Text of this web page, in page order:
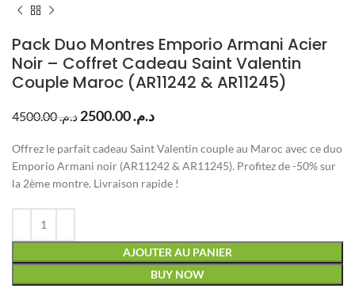
Pack Duo Montres Emporio Armani Acier
Noir – Coffret Cadeau Saint Valentin
Couple Maroc (AR11242 & AR11245)
د.م.4500.00 د.م.
Offrez le parfait cadeau Saint Valentin couple au Maroc avec ce duo
Emporio Armani noir (AR11242 & AR11245). Profitez de -50% sur
la 2ème montre. Livraison rapide !
AJOUTER AU PANIER
BUY NOW